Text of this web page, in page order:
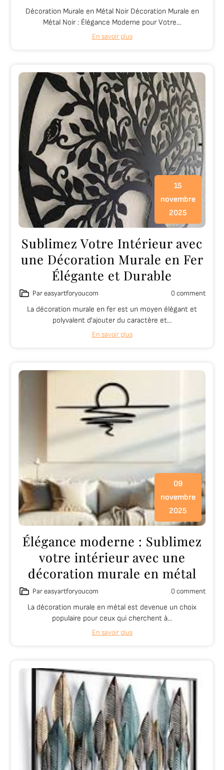
Décoration Murale en Métal Noir Décoration Murale en
Métal Noir : Élégance Moderne pour Votre…
En savoir plus
15
novembre
2025
Sublimez Votre Intérieur avec
une Décoration Murale en Fer
Élégante et Durable
Par easyartforyoucom 0 comment
La décoration murale en fer est un moyen élégant et
polyvalent d'ajouter du caractère et…
En savoir plus
09
novembre
2025
Élégance moderne : Sublimez
votre intérieur avec une
décoration murale en métal
Par easyartforyoucom 0 comment
La décoration murale en métal est devenue un choix
populaire pour ceux qui cherchent à…
En savoir plus